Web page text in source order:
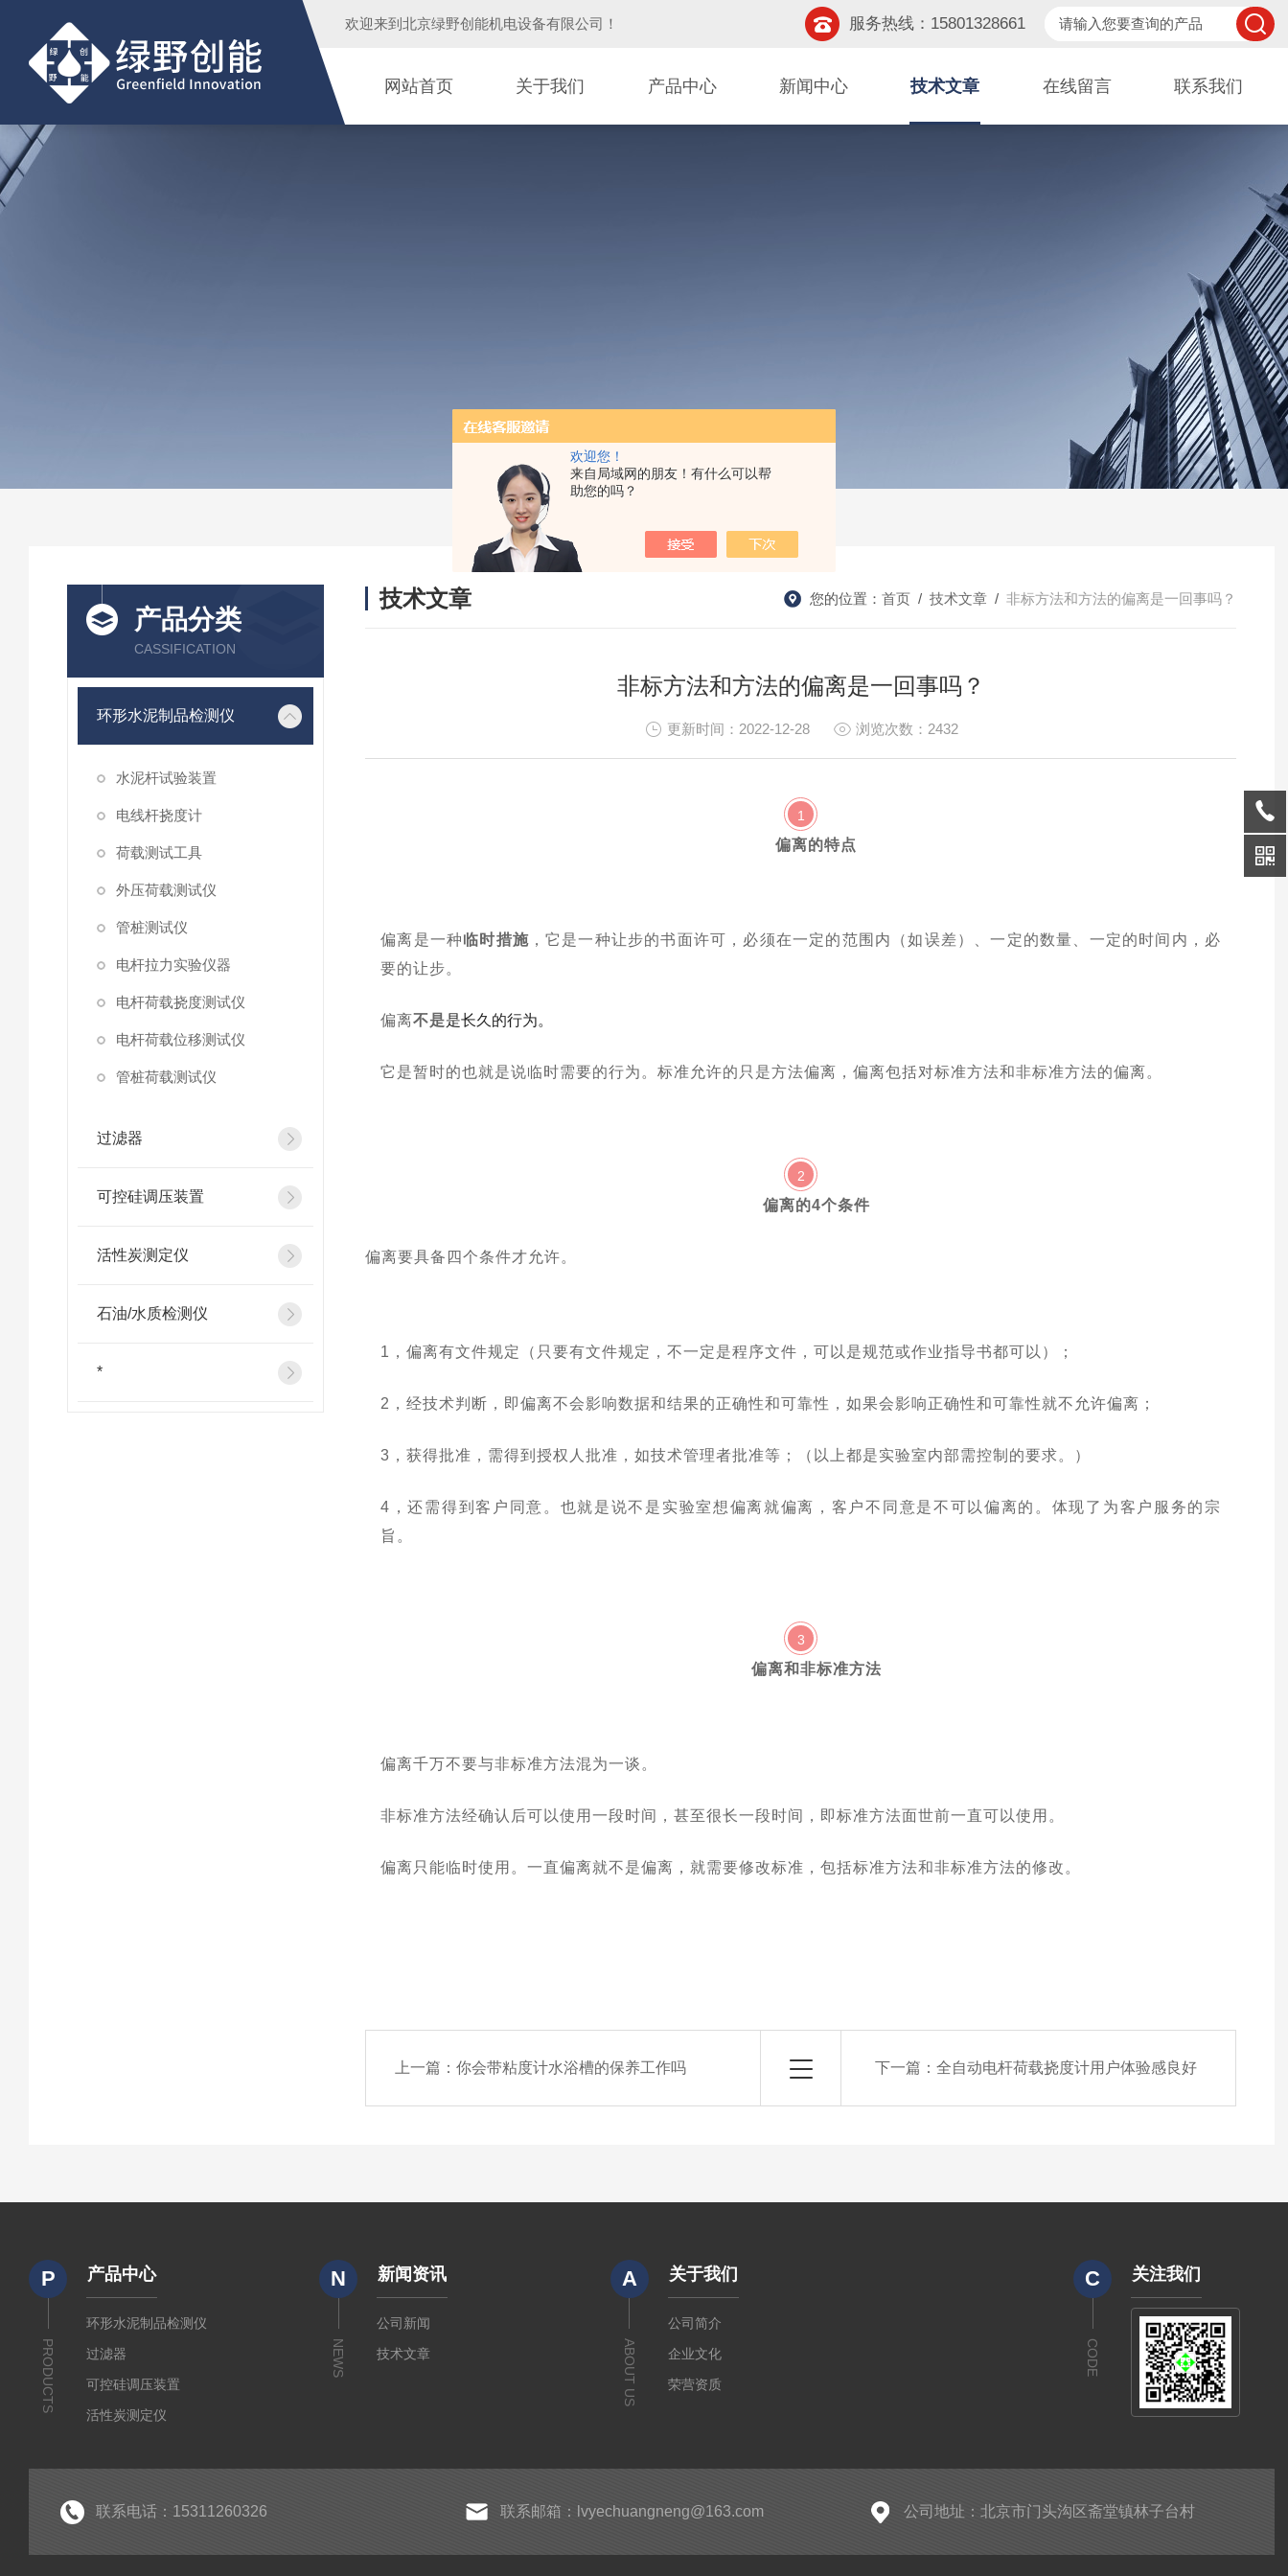
欢迎您！
来自局域网的朋友！有什么可以帮
助您的吗？
欢迎来到 北京绿野创能机电设备有限公司 ！ 服务热线：15801328661
网站首页 关于我们 产品中心 新闻中心 技术文章 在线留言 联系我们
产品分类
CASSIFICATION
环形水泥制品检测仪
水泥杆试验装置
电线杆挠度计
荷载测试工具
外压荷载测试仪
管桩测试仪
电杆拉力实验仪器
电杆荷载挠度测试仪
电杆荷载位移测试仪
管桩荷载测试仪
过滤器
可控硅调压装置
活性炭测定仪
石油/水质检测仪
*
技术文章 您的位置： 首页 / 技术文章 / 非标方法和方法的偏离是一回事吗？
非标方法和方法的偏离是一回事吗？
更新时间：2022-12-28 浏览次数：2432
1
偏离的特点
偏离是一种临时措施，它是一种让步的书面许可，必须在一定的范围内（如误差）、一定的数量、一定的时间内，必
要的让步。
偏离不是是长久的行为。
它是暂时的也就是说临时需要的行为。标准允许的只是方法偏离，偏离包括对标准方法和非标准方法的偏离。
2
偏离的4个条件
偏离要具备四个条件才允许。
1，偏离有文件规定（只要有文件规定，不一定是程序文件，可以是规范或作业指导书都可以）；
2，经技术判断，即偏离不会影响数据和结果的正确性和可靠性，如果会影响正确性和可靠性就不允许偏离；
3，获得批准，需得到授权人批准，如技术管理者批准等；（以上都是实验室内部需控制的要求。）
4，还需得到客户同意。也就是说不是实验室想偏离就偏离，客户不同意是不可以偏离的。体现了为客户服务的宗
旨。
3
偏离和非标准方法
偏离千万不要与非标准方法混为一谈。
非标准方法经确认后可以使用一段时间，甚至很长一段时间，即标准方法面世前一直可以使用。
偏离只能临时使用。一直偏离就不是偏离，就需要修改标准，包括标准方法和非标准方法的修改。
上一篇：你会带粘度计水浴槽的保养工作吗 下一篇： 全自动电杆荷载挠度计用户体验感良好
P
PRODUCTS
产品中心
环形水泥制品检测仪
过滤器
可控硅调压装置
活性炭测定仪
N
NEWS
新闻资讯
公司新闻
技术文章
A
ABOUT US
关于我们
公司简介
企业文化
荣营资质
C
CODE
关注我们
联系电话：15311260326 联系邮箱：lvyechuangneng@163.com 公司地址：北京市门头沟区斋堂镇林子台村